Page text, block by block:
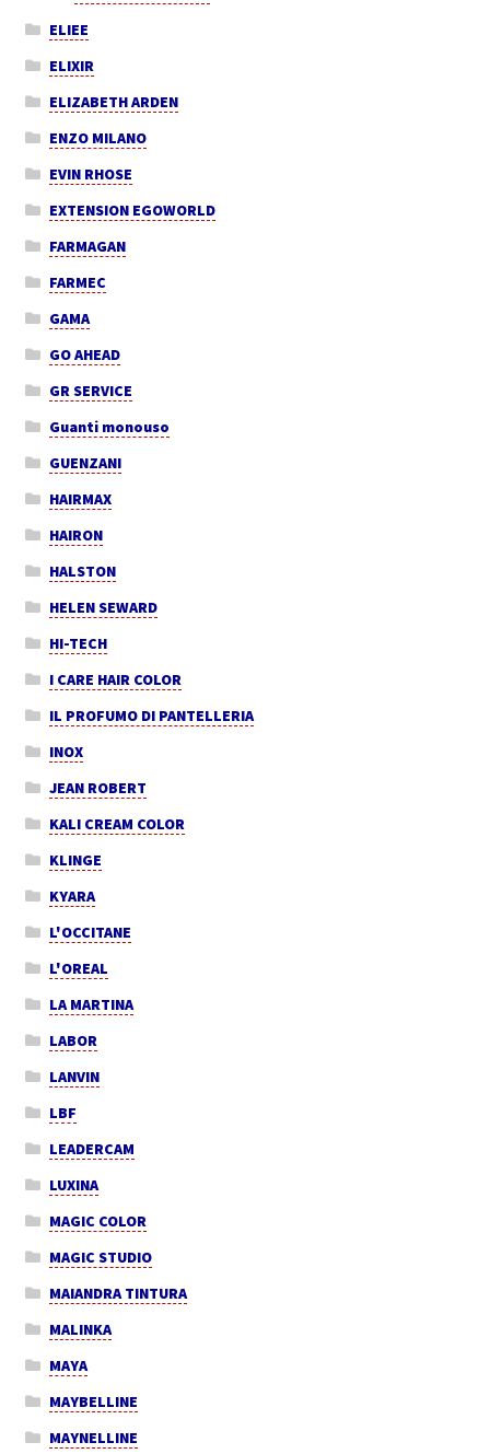
ELIEE
ELIXIR
ELIZABETH ARDEN
ENZO MILANO
EVIN RHOSE
EXTENSION EGOWORLD
FARMAGAN
FARMEC
GAMA
GO AHEAD
GR SERVICE
Guanti monouso
GUENZANI
HAIRMAX
HAIRON
HALSTON
HELEN SEWARD
HI-TECH
I CARE HAIR COLOR
IL PROFUMO DI PANTELLERIA
INOX
JEAN ROBERT
KALI CREAM COLOR
KLINGE
KYARA
L'OCCITANE
L'OREAL
LA MARTINA
LABOR
LANVIN
LBF
LEADERCAM
LUXINA
MAGIC COLOR
MAGIC STUDIO
MAIANDRA TINTURA
MALINKA
MAYA
MAYBELLINE
MAYNELLINE